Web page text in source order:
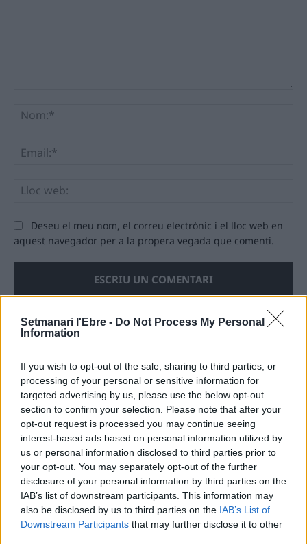
Setmanari l'Ebre - Do Not Process My Personal
Information
If you wish to opt-out of the sale, sharing to third parties, or
processing of your personal or sensitive information for
targeted advertising by us, please use the below opt-out
section to confirm your selection. Please note that after your
opt-out request is processed you may continue seeing
interest-based ads based on personal information utilized by
us or personal information disclosed to third parties prior to
your opt-out. You may separately opt-out of the further
disclosure of your personal information by third parties on the
IAB’s list of downstream participants. This information may
also be disclosed by us to third parties on the IAB’s List of
Downstream Participants that may further disclose it to other
Deseu el meu nom, el correu electrònic i el lloc web en
aquest navegador per a la propera vegada que comenti.
L’Observatori de l’Ebre lidera de nou la
recerca sobre l’astre rei en el segon
eclipsi solar total de la seva història
7 d'agost de 2026
L’Ajuntament de Tortosa amplia el
termini de les obres de l’aparcament
dels terrenys de Renfe per les altes
temperatures
7 d'agost de 2026